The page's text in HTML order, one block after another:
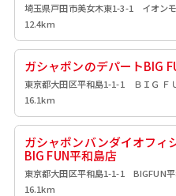
埼玉県戸田市美女木東1-3-1 イオン
12.4km
ガシャポンのデパートBIG
東京都大田区平和島1-1-1 ＢＩＧ Ｆ
16.1km
ガシャポンバンダイオフィ
BIG FUN平和島店
東京都大田区平和島1-1-1 BIGFUN平
16.1km